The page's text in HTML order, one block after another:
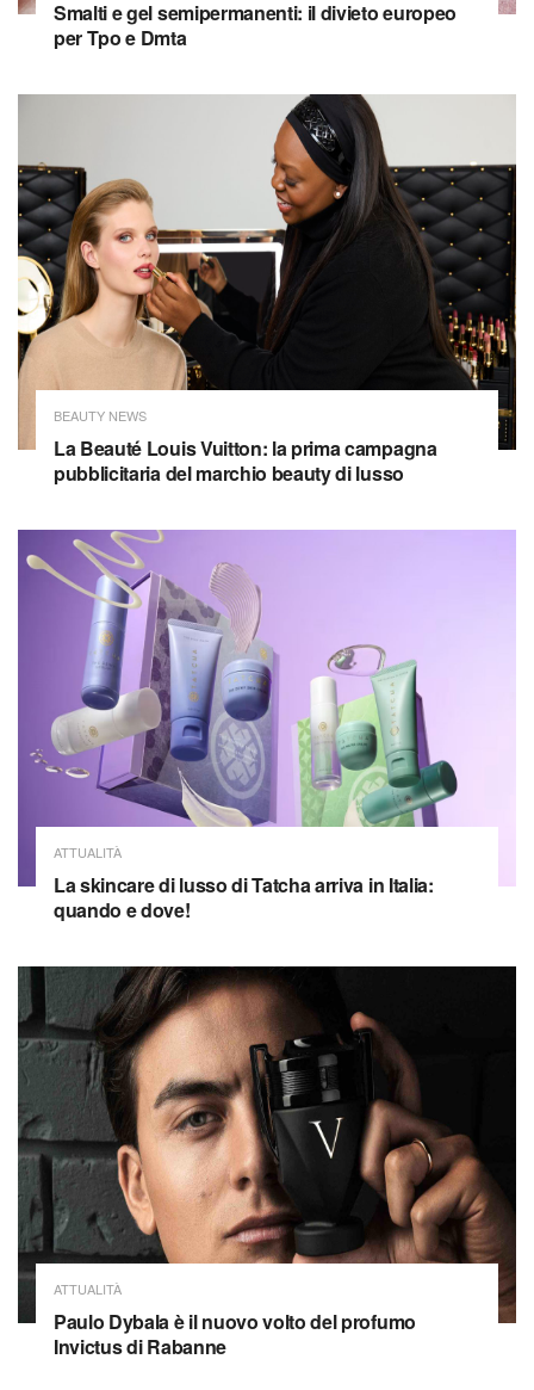
Smalti e gel semipermanenti: il divieto europeo
per Tpo e Dmta
BEAUTY NEWS
La Beauté Louis Vuitton: la prima campagna
pubblicitaria del marchio beauty di lusso
ATTUALITÀ
La skincare di lusso di Tatcha arriva in Italia:
quando e dove!
ATTUALITÀ
Paulo Dybala è il nuovo volto del profumo
Invictus di Rabanne